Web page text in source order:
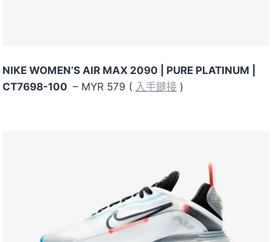
NIKE WOMEN’S AIR MAX 2090
PURE PLATINUM |
CT7698-100 – MYR 579 ( 入手鏈接 )